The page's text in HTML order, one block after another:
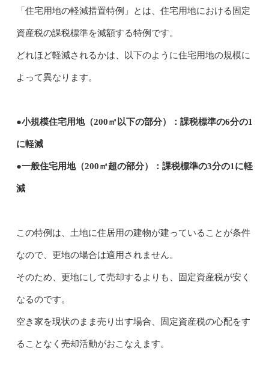
「住宅用地の軽減措置特例」とは、住宅用地における固定
資産税の課税標準を減額する特例です。
どれほど軽減されるかは、以下のように住宅用地の規模に
よって異なります。
●小規模住宅用地（200㎡以下の部分）：課税標準の6分の1
に軽減
●一般住宅用地（200㎡超の部分）：課税標準の3分の1に軽
減
この特例は、土地に住居用の建物が建っていることが条件
なので、更地の場合は適用されません。
そのため、更地にして売却するよりも、固定資産税が安く
なるのです。
空き家を現状のまま売り出す場合、固定資産税の心配をす
ることなく売却活動がおこなえます。